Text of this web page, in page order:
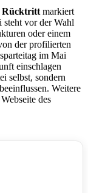
Rücktritt markiert
vor der Wahl
oder einem
der profilierten
im Mai
einschlagen
selbst, sondern
Weitere
des